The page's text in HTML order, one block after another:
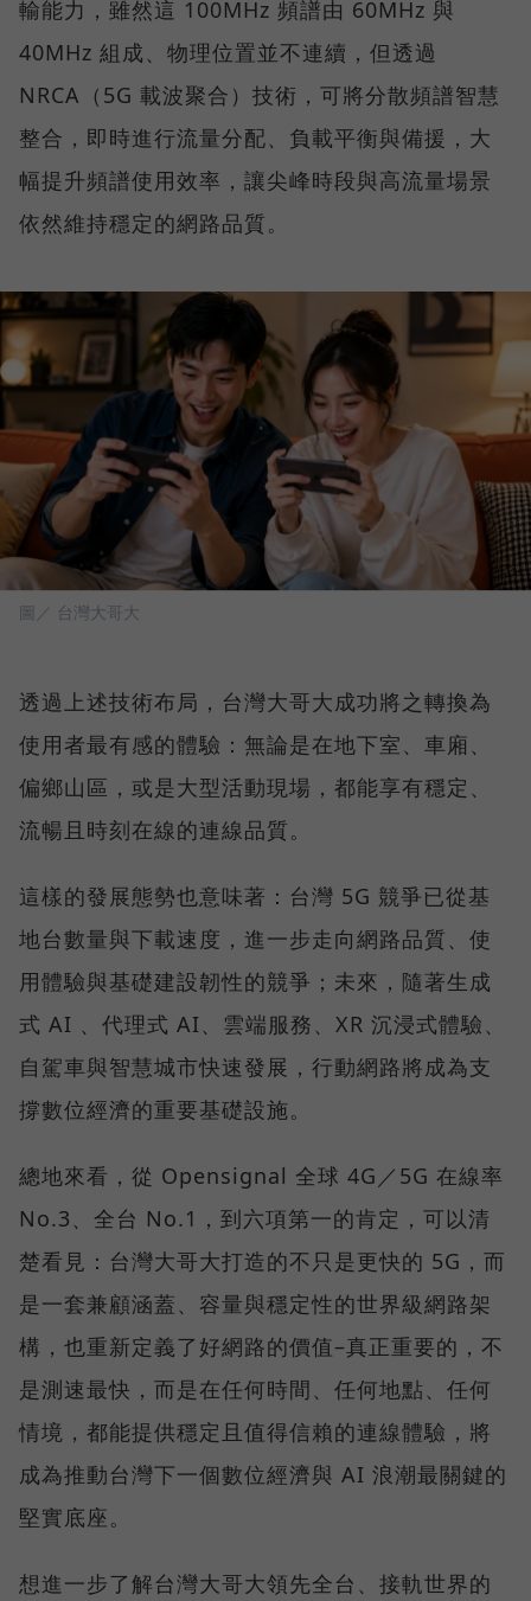
輸能力，雖然這 100MHz 頻譜由 60MHz 與
40MHz 組成、物理位置並不連續，但透過
NRCA（5G 載波聚合）技術，可將分散頻譜智慧
整合，即時進行流量分配、負載平衡與備援，大
幅提升頻譜使用效率，讓尖峰時段與高流量場景
依然維持穩定的網路品質。
圖／ 台灣大哥大
透過上述技術布局，台灣大哥大成功將之轉換為
使用者最有感的體驗：無論是在地下室、車廂、
偏鄉山區，或是大型活動現場，都能享有穩定、
流暢且時刻在線的連線品質。
這樣的發展態勢也意味著：台灣 5G 競爭已從基
地台數量與下載速度，進一步走向網路品質、使
用體驗與基礎建設韌性的競爭；未來，隨著生成
式 AI 、代理式 AI、雲端服務、XR 沉浸式體驗、
自駕車與智慧城市快速發展，行動網路將成為支
撐數位經濟的重要基礎設施。
總地來看，從 Opensignal 全球 4G／5G 在線率
No.3、全台 No.1，到六項第一的肯定，可以清
楚看見：台灣大哥大打造的不只是更快的 5G，而
是一套兼顧涵蓋、容量與穩定性的世界級網路架
構，也重新定義了好網路的價值–真正重要的，不
是測速最快，而是在任何時間、任何地點、任何
情境，都能提供穩定且值得信賴的連線體驗，將
成為推動台灣下一個數位經濟與 AI 浪潮最關鍵的
堅實底座。
想進一步了解台灣大哥大領先全台、接軌世界的